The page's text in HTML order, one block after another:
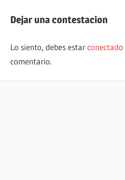
Dejar una contestacion
Lo siento, debes estarconectado
comentario.